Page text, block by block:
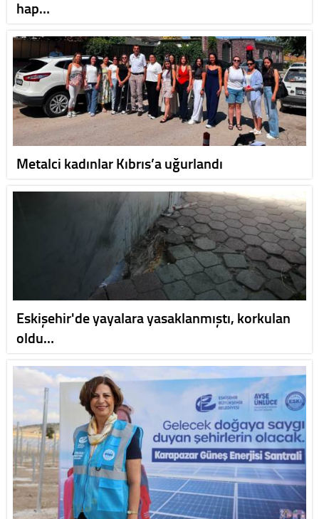
hap…
Metalci kadınlar Kıbrıs’a uğurlandı
Eskişehir'de yayalara yasaklanmıştı, korkulan
oldu…